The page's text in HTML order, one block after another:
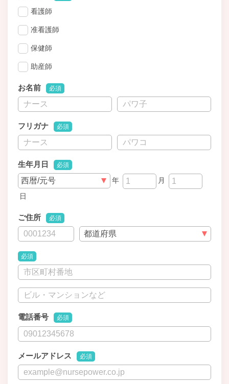
看護師
准看護師
保健師
助産師
お名前 必須
フリガナ 必須
生年月日 必須
年
月
日
ご住所 必須
必須
電話番号 必須
メールアドレス 必須